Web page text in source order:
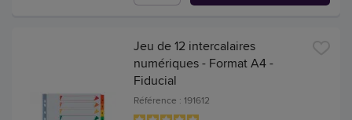
Jeu de 12 intercalaires
numériques - Format A4 -
Fiducial
Référence : 191612